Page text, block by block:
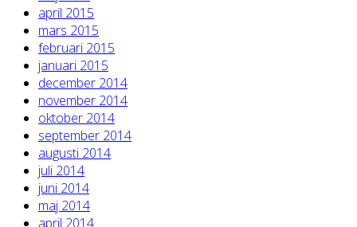
april 2015
mars 2015
februari 2015
januari 2015
december 2014
november 2014
oktober 2014
september 2014
augusti 2014
juli 2014
juni 2014
maj 2014
april 2014